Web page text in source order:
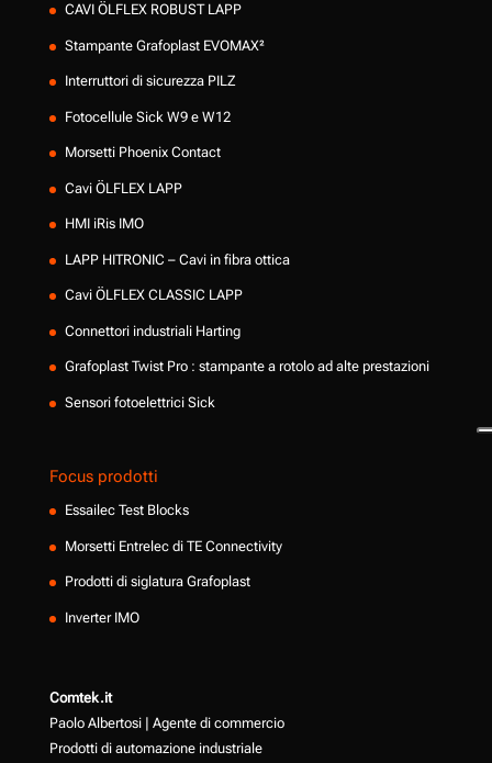
CAVI ÖLFLEX ROBUST LAPP
Stampante Grafoplast EVOMAX²
Interruttori di sicurezza PILZ
Fotocellule Sick W9 e W12
Morsetti Phoenix Contact
Cavi ÖLFLEX LAPP
HMI iRis IMO
LAPP HITRONIC – Cavi in fibra ottica
Cavi ÖLFLEX CLASSIC LAPP
Connettori industriali Harting
Grafoplast Twist Pro : stampante a rotolo ad alte prestazioni
Sensori fotoelettrici Sick
Focus prodotti
Essailec Test Blocks
Morsetti Entrelec di TE Connectivity
Prodotti di siglatura Grafoplast
Inverter IMO
Comtek.it
Paolo Albertosi | Agente di commercio
Prodotti di automazione industriale